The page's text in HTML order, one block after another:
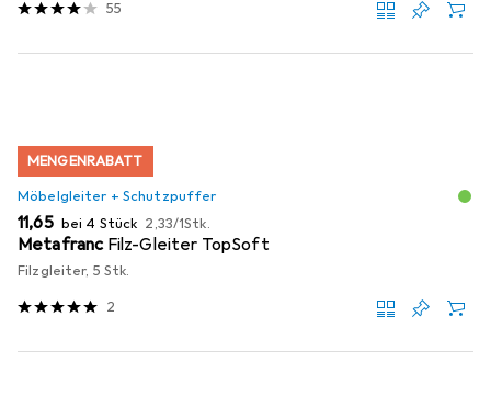
55
MENGENRABATT
Möbelgleiter + Schutzpuffer
EUR
11,65 bei 4 Stück EUR
2,33/1Stk.
Metafranc Filz-Gleiter TopSoft
Filzgleiter, 5 Stk.
2